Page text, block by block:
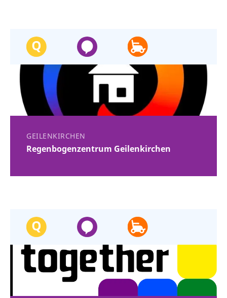
GEILENKIRCHEN
Regenbogenzentrum Geilenkirchen